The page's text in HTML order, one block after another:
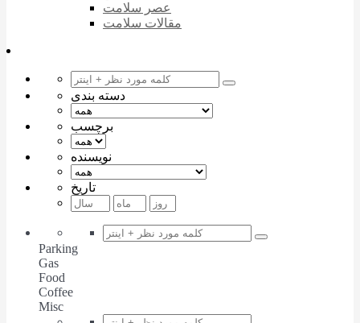
عصر سلامت
مقالات سلامت
دسته بندی
برچسب
نویسنده
تاریخ
Parking
Gas
Food
Coffee
Misc